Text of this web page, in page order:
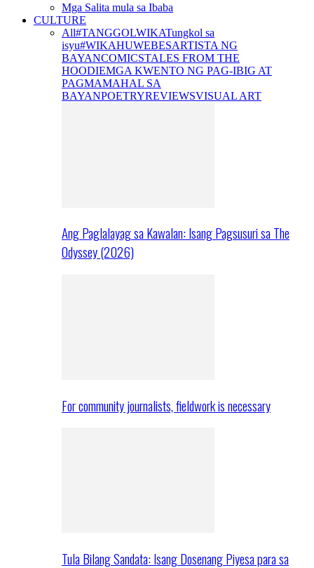
Mga Salita mula sa Ibaba
CULTURE
All#TANGGOLWIKATungkol sa
isyu#WIKAHUWEBESARTISTA NG
BAYANCOMICSTALES FROM THE
HOODIEMGA KWENTO NG PAG-IBIG AT
PAGMAMAHAL SA
BAYANPOETRYREVIEWSVISUAL ART
Ang Paglalayag sa Kawalan: Isang Pagsusuri sa The
Odyssey (2026)
For community journalists, fieldwork is necessary
Tula Bilang Sandata: Isang Dosenang Piyesa para sa